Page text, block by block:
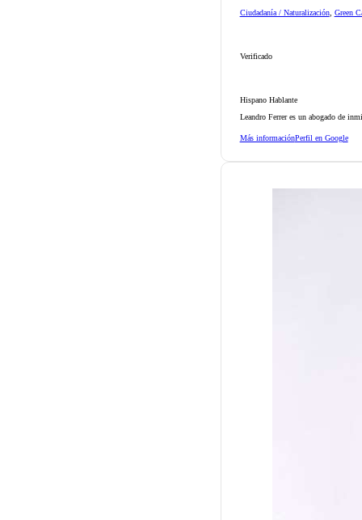
Ciudadanía / Naturalización, Green
Verificado
Hispano Hablante
Leandro Ferrer es un abogado de
Más informaciónPerfil en Google